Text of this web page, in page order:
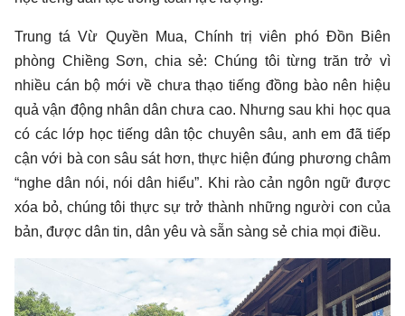
Trung tá Vừ Quyền Mua, Chính trị viên phó Đồn Biên
phòng Chiềng Sơn, chia sẻ: Chúng tôi từng trăn trở vì
nhiều cán bộ mới về chưa thạo tiếng đồng bào nên hiệu
quả vận động nhân dân chưa cao. Nhưng sau khi học qua
có các lớp học tiếng dân tộc chuyên sâu, anh em đã tiếp
cận với bà con sâu sát hơn, thực hiện đúng phương châm
“nghe dân nói, nói dân hiểu”. Khi rào cản ngôn ngữ được
xóa bỏ, chúng tôi thực sự trở thành những người con của
bản, được dân tin, dân yêu và sẵn sàng sẻ chia mọi điều.